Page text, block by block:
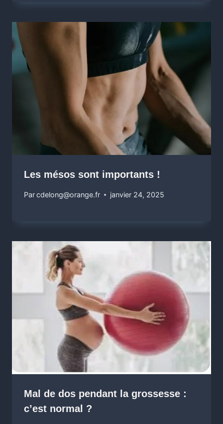
Les mésos sont importants !
Parcdelong@orange.fr janvier 24, 2025
Mal de dos pendant la grossesse :
c’est normal ?